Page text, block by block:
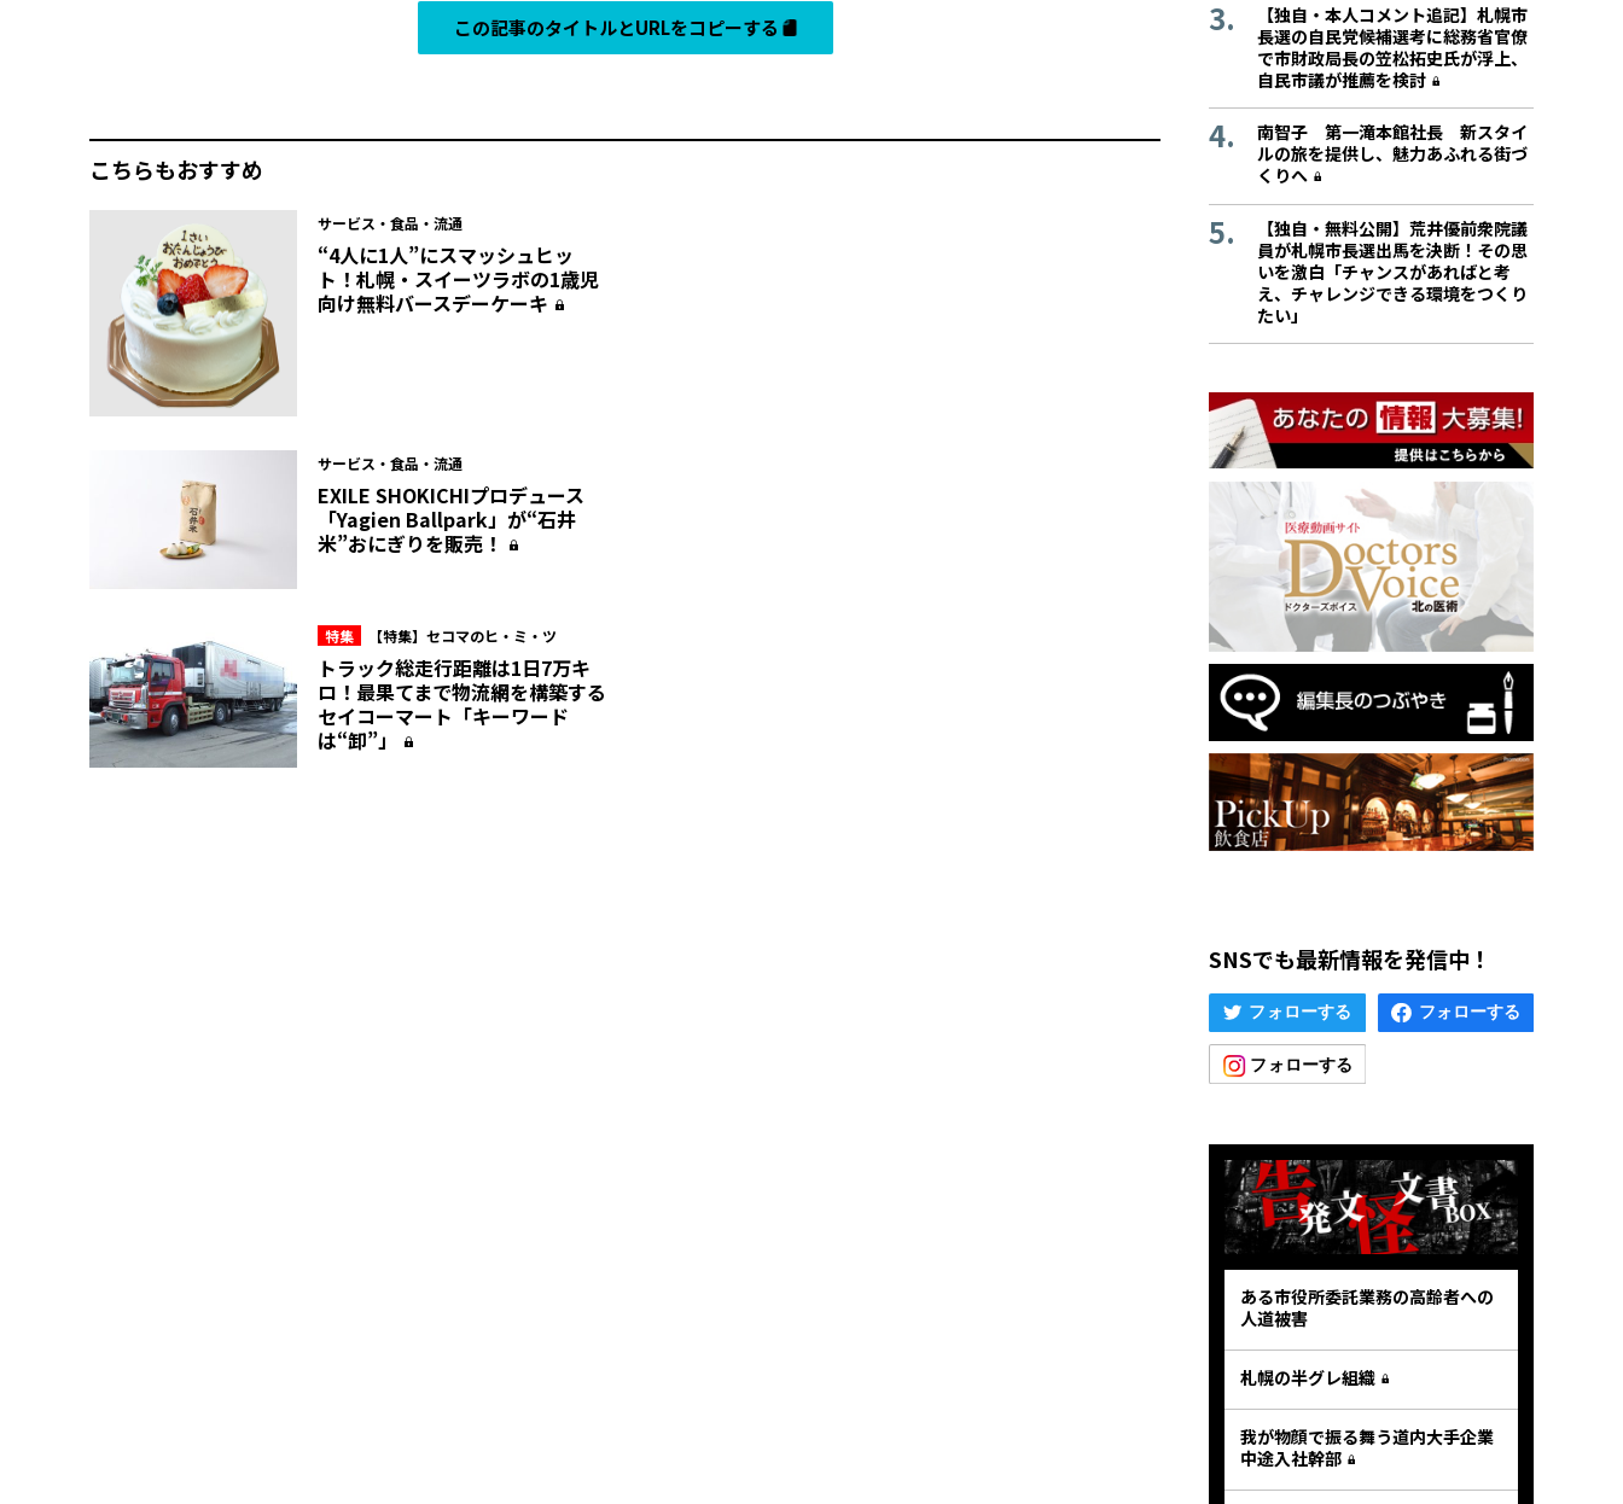
この記事のタイトルとURLをコピーする
こちらもおすすめ
サービス・食品・流通
“4人に1人”にスマッシュヒッ
ト！札幌・スイーツラボの1歳児
向け無料バースデーケーキ
サービス・食品・流通
EXILE SHOKICHIプロデュース
「Yagien Ballpark」が“石井
米”おにぎりを販売！
特集 【特集】セコマのヒ・ミ・ツ
トラック総走行距離は1日7万キ
ロ！最果てまで物流網を構築する
セイコーマート「キーワード
は“卸”」
【独自・本人コメント追記】札幌市
長選の自民党候補選考に総務省官僚
で市財政局長の笠松拓史氏が浮上、
自民市議が推薦を検討
南智子 第一滝本館社長 新スタイ
ルの旅を提供し、魅力あふれる街づ
くりへ
【独自・無料公開】荒井優前衆院議
員が札幌市長選出馬を決断！その思
いを激白「チャンスがあればと考
え、チャレンジできる環境をつくり
たい」
SNSでも最新情報を発信中！
ある市役所委託業務の高齢者への
人道被害
札幌の半グレ組織
我が物顔で振る舞う道内大手企業
中途入社幹部